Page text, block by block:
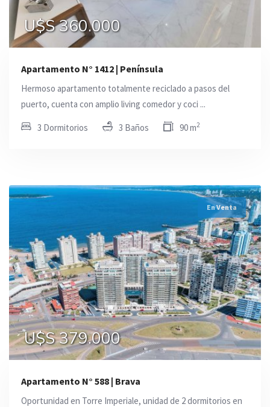
U$S 360.000
Apartamento N° 1412 | Península
Hermoso apartamento totalmente reciclado a pasos del
puerto, cuenta con amplio living comedor y coci ...
3 Dormitorios 3 Baños 90 m2
En Venta
U$S 379.000
Apartamento N° 588 | Brava
Oportunidad en Torre Imperiale, unidad de 2 dormitorios en